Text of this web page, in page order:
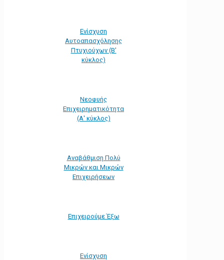
Ενίσχυση
Αυτοαπασχόλησης
Πτυχιούχων (Β'
κύκλος)
Νεοφυής
Επιχειρηματικότητα
(Α' κύκλος)
Αναβάθμιση Πολύ
Μικρών και Μικρών
Επιχειρήσεων
Επιχειρούμε Έξω
Ενίσχυση